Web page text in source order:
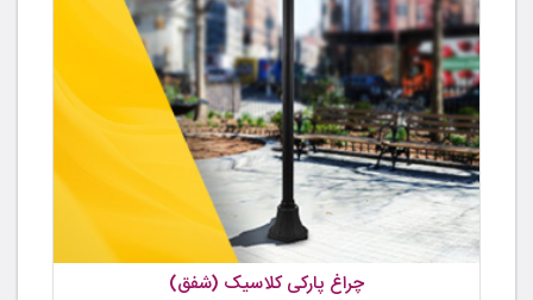
چراغ پارکی کلاسیک (شفق)